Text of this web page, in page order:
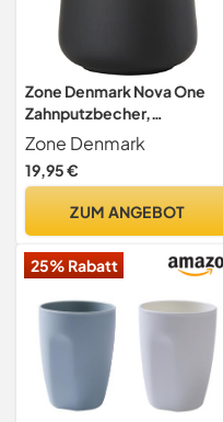
Zone Denmark Nova One
Zahnputzbecher,
Zahnbürstenbecher aus
Keramik mit Soft Touch-
Beschichtung, Durchm. 8
Zone Denmark
19,95 €
ZUM ANGEBOT
25% Rabatt